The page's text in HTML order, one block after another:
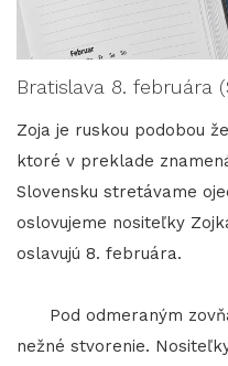
Bratislava 8. februára
Zoja je ruskou podobou
ktoré v preklade
Slovensku stretávame
oslovujeme nositeľky
oslavujú 8. februára.
Pod odmeraným
nežné stvorenie.